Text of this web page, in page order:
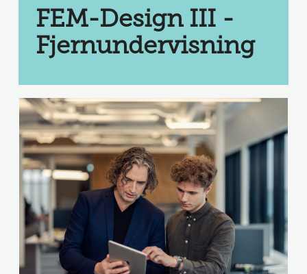
FEM-Design III -
Fjernundervisning